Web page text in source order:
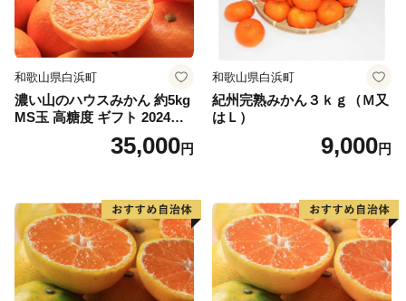
引き続きよろしくお願いいたします。
和歌山県白浜町
濃い山のハウスみかん 約5kg
MS玉 高糖度 ギフト 2024年7
35,000円
和歌山県白浜町
紀州完熟みかん３ｋｇ（Ｍ又
はＬ）
9,000円